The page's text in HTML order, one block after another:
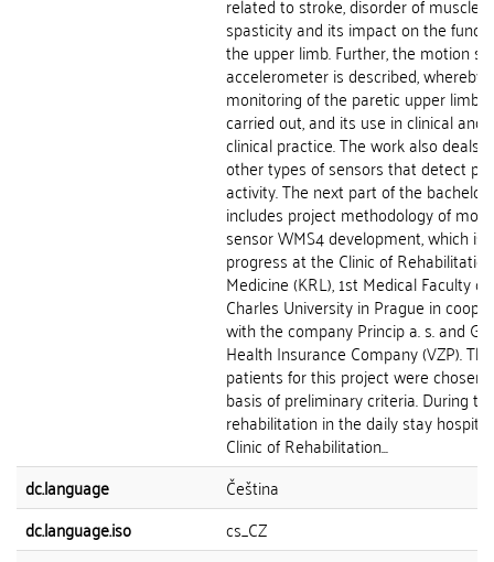
spasticity and its impact on the
the upper limb. Further, the motion
accelerometer is described, whereby
monitoring of the paretic upper limb
carried out, and its use in clinical and
clinical practice. The work also deals
other types of sensors that detect
activity. The next part of the
includes project methodology of
sensor WMS4 development, which is
progress at the Clinic of Rehabilitation
Medicine (KRL), 1st Medical Faculty
Charles University in Prague in
with the company Princip a. s. and
Health Insurance Company (VZP). The
patients for this project were chosen
basis of preliminary criteria. During
rehabilitation in the daily stay
Clinic of Rehabilitation...
dc.language
Čeština
dc.language.iso
cs_CZ